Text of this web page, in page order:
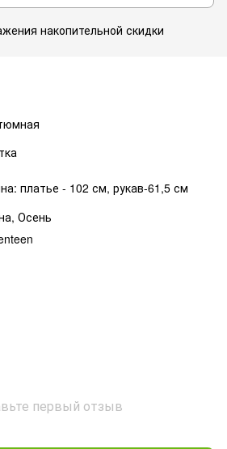
накопительной скидки
платье - 102 см, рукав-61,5 см
Осень
первый отзыв